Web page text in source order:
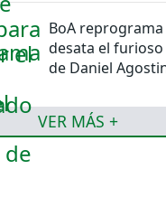
BoA
desata el
de Daniel
VER MÁS +